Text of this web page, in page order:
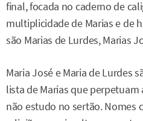
final, focada no caderno de
multiplicidade de Marias e de
são Marias de Lurdes, Marias
Maria José e Maria de Lurdes
lista de Marias que
não estudo no sertão. Nomes